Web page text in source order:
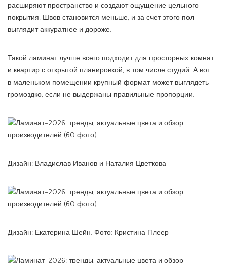
расширяют пространство и создают ощущение цельного
покрытия. Швов становится меньше, и за счет этого пол
выглядит аккуратнее и дороже.
Такой ламинат лучше всего подходит для просторных комнат
и квартир с открытой планировкой, в том числе студий. А вот
в маленьком помещении крупный формат может выглядеть
громоздко, если не выдержаны правильные пропорции.
Дизайн: Владислав Иванов и Наталия Цветкова
Дизайн: Екатерина Шейн. Фото: Кристина Плеер